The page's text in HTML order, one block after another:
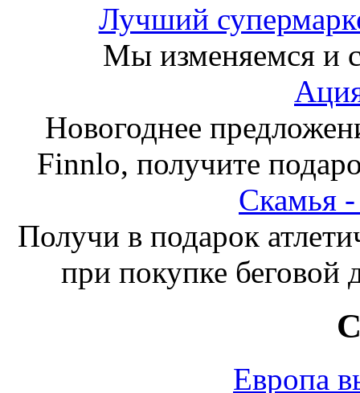
Лучший
Мы изменяемся и
Новогоднее
Finnlo, получите
Получи в подарок
при покупке беговой
Европа